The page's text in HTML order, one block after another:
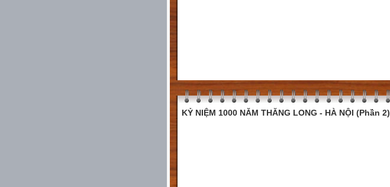
KỶ NIỆM 1000 NĂM THĂNG LONG - HÀ NỘI (Phần 2)